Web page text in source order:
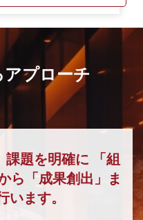
プローチ
課題を明確に 「組
ら「成果創出」ま
ます。